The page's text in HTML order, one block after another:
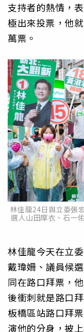
支持者的熱情，
極出來投票，他
萬票。
林佳龍24日與立委張
選人山田摩衣、石一
林佳龍今天在立
戴瑋姍、議員候
同在路口拜票，
後衝刺就是路口
板橋區站路口拜
演他的分身，披